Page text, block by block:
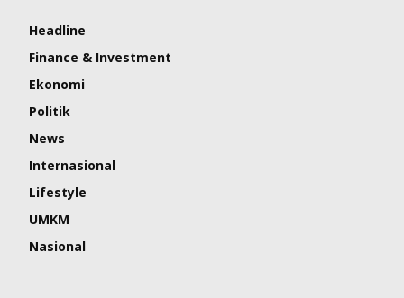
Headline
Finance & Investment
Ekonomi
Politik
News
Internasional
Lifestyle
UMKM
Nasional